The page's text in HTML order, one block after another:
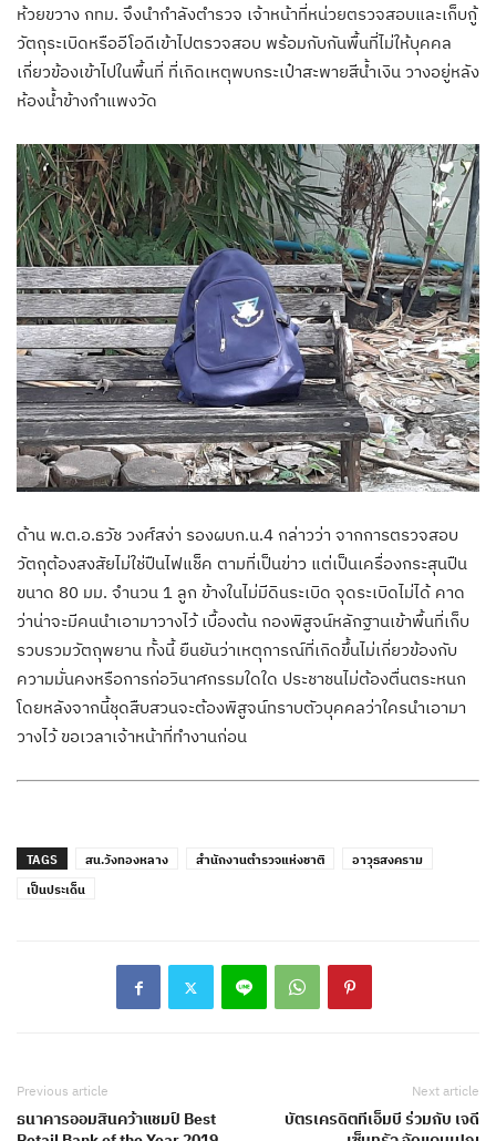
ห้วยขวาง กทม. จึงนำกำลังตำรวจ เจ้าหน้าที่หน่วยตรวจสอบและเก็บกู้
วัตถุระเบิดหรืออีโอดีเข้าไปตรวจสอบ พร้อมกับกันพื้นที่ไม่ให้บุคคล
เกี่ยวข้องเข้าไปในพื้นที่ ที่เกิดเหตุพบกระเป๋าสะพายสีน้ำเงิน วางอยู่หลัง
ห้องน้ำข้างกำแพงวัด
ด้าน พ.ต.อ.ธวัช วงศ์สง่า รองผบก.น.4 กล่าวว่า จากการตรวจสอบ
วัตถุต้องสงสัยไม่ใช่ปืนไฟแช็ค ตามที่เป็นข่าว แต่เป็นเครื่องกระสุนปืน
ขนาด 80 มม. จำนวน 1 ลูก ข้างในไม่มีดินระเบิด จุดระเบิดไม่ได้ คาด
ว่าน่าจะมีคนนำเอามาวางไว้ เบื้องต้น กองพิสูจน์หลักฐานเข้าพื้นที่เก็บ
รวบรวมวัตถุพยาน ทั้งนี้ ยืนยันว่าเหตุการณ์ที่เกิดขึ้นไม่เกี่ยวข้องกับ
ความมั่นคงหรือการก่อวินาศกรรมใดใด ประชาชนไม่ต้องตื่นตระหนก
โดยหลังจากนี้ชุดสืบสวนจะต้องพิสูจน์ทราบตัวบุคคลว่าใครนำเอามา
วางไว้ ขอเวลาเจ้าหน้าที่ทำงานก่อน
TAGS สน.วังทองหลาง สำนักงานตำรวจแห่งชาติ
อาวุธสงคราม
เป็นประเด็น
Previous article
ธนาคารออมสินคว้าแชมป์ Best
Next article
บัตรเครดิตทีเอ็มบี ร่วมกับ เจดี